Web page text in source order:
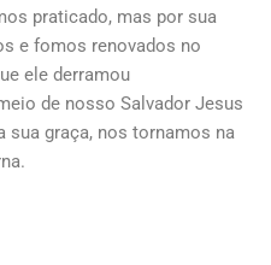
praticado, mas por sua
e fomos renovados no
ele derramou
de nosso Salvador Jesus
graça, nos tornamos na